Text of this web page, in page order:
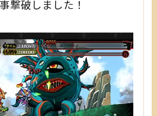
撃破しました！